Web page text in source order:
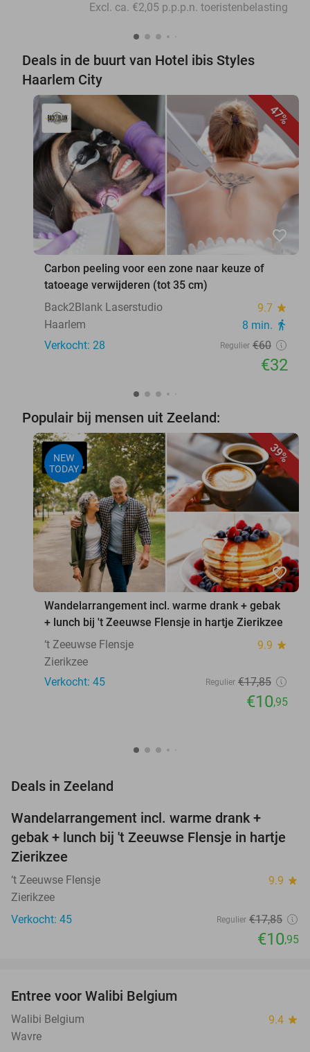
Excl. ca. €2,05 p.p.p.n. toeristenbelasting
Deals in de buurt van Hotel ibis Styles
Haarlem City
47%
favorite_border
Carbon peeling voor een zone naar keuze of
tatoeage verwijderen (tot 35 cm)
Back2Blank Laserstudio
9.7 star
Haarlem 8 min. directions_walk
Verkocht: 28 Regulier €60
€32
Populair bij mensen uit Zeeland:
39%
NEW
TODAY
favorite_border
Wandelarrangement incl. warme drank + gebak
+ lunch bij 't Zeeuwse Flensje in hartje Zierikzee
‘t Zeeuwse Flensje
9.9 star
Zierikzee
Verkocht: 45
Regulier €17,85
€10,95
Deals in Zeeland
TODAY
Wandelarrangement incl. warme drank +
gebak + lunch bij 't Zeeuwse Flensje in hartje
Zierikzee
‘t Zeeuwse Flensje 9.9 star
Zierikzee
Verkocht: 45
Regulier €17,85
€10,95
Entree voor Walibi Belgium
Walibi Belgium 9.4 star
Wavre